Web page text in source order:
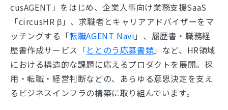
cusAGENT」をはじめ、企業人事向け業務支援SaaS
「circusHR β」、求職者とキャリアアドバイザーをマ
ッチングする「転職AGENT Navi 」、履歴書・職務経
歴書作成サービス「ととのう応募書類」など、HR領域
における構造的な課題に応えるプロダクトを展開。採
用・転職・経営判断などの、あらゆる意思決定を支え
るビジネスインフラの構築に取り組んでいます。